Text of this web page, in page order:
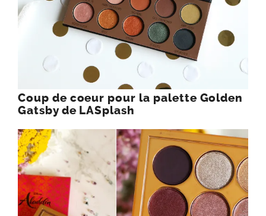
Coup de coeur pour la palette Golden
Gatsby de LASplash